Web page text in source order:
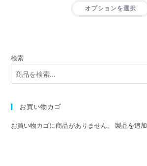
オプションを選択
検索
お買い物カゴ
お買い物カゴに商品がありません。製品を追加